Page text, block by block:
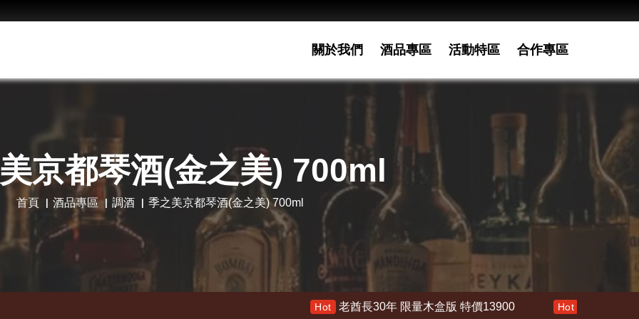
關於我們 酒品專區 活動特區 合作專區
京都琴酒(金之美) 700ml
首頁 酒品專區 調酒 季之美京都琴酒(金之美) 700ml
老酋長30年 限量木盒版 特價13900 Hot 響 30年 特價 178000